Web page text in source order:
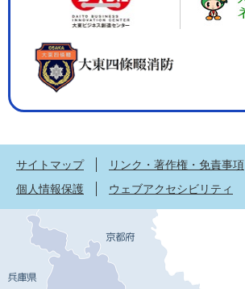
サイトマップ
リンク・著作権・免責事項
個人情報保護
ウェブアクセシビリティ